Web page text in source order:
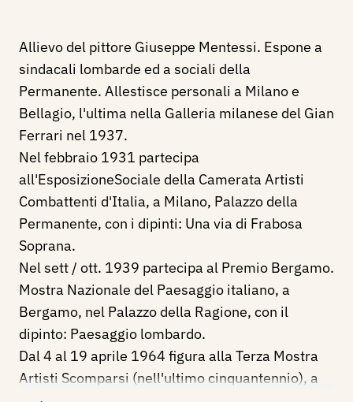
Allievo del pittore Giuseppe Mentessi. Espone a
sindacali lombarde ed a sociali della
Permanente. Allestisce personali a Milano e
Bellagio, l'ultima nella Galleria milanese del Gian
Ferrari nel 1937.
Nel febbraio 1931 partecipa
all'EsposizioneSociale della Camerata Artisti
Combattenti d'Italia, a Milano, Palazzo della
Permanente, con i dipinti: Una via di Frabosa
Soprana.
Nel sett / ott. 1939 partecipa al Premio Bergamo.
Mostra Nazionale del Paesaggio italiano, a
Bergamo, nel Palazzo della Ragione, con il
dipinto: Paesaggio lombardo.
Dal 4 al 19 aprile 1964 figura alla Terza Mostra
Artisti Scomparsi (nell'ultimo cinquantennio), a